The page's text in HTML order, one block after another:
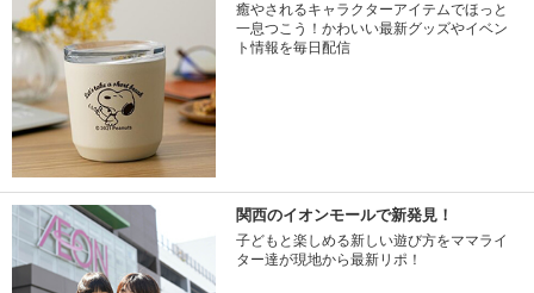
癒やされるキャラクターアイテムでほっと
一息つこう！かわいい最新グッズやイベン
ト情報を毎日配信
関西のイオンモールで新発見！
子どもと楽しめる新しい遊び方をママライ
ター達が現地から最新リポ！